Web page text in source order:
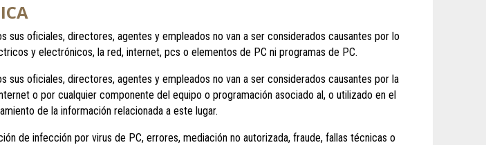
sus oficiales, directores, agentes y empleados no van a ser considerados causantes por lo
y electrónicos, la red, internet, pcs o elementos de PC ni programas de PC.
sus oficiales, directores, agentes y empleados no van a ser considerados causantes por la
o por cualquier componente del equipo o programación asociado al, o utilizado en el
de la información relacionada a este lugar.
de infección por virus de PC, errores, mediación no autorizada, fraude, fallas técnicas o